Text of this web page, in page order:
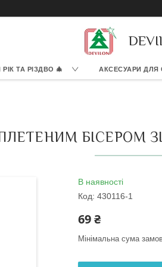
ТА РІЗДВО 🎄 АКСЕСУАРИ ДЛЯ
БІСЕРОМ
В наявності
Код: 430116-1
69 ₴
Мінімальна сума